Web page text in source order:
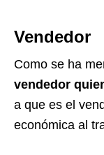
Vendedor
Como se ha
vendedor
a que es el
económica al